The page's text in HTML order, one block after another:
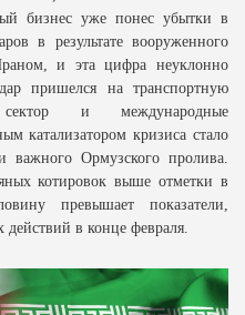
бизнес уже понес убытки в
в результате вооруженного
и эта цифра неуклонно
пришелся на транспортную
сектор и международные
катализатором кризиса стало
важного Ормузского пролива.
котировок выше отметки в
превышает показатели,
действий в конце февраля.